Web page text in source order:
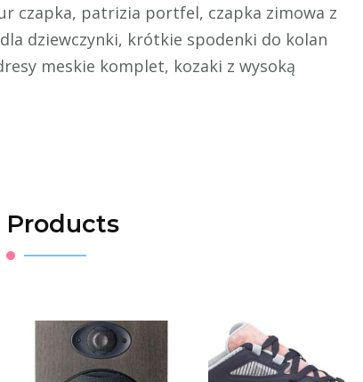
czapka, patrizia portfel, czapka zimowa z
dziewczynki, krótkie spodenki do kolan
meskie komplet, kozaki z wysoką
Products